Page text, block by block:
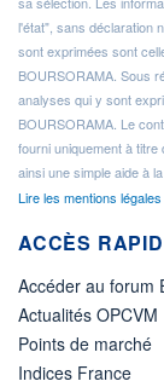
l'état", sans déclaration
sont exprimées sont
BOURSORAMA. Sous
analyses qui y sont
BOURSORAMA. Le
fourni uniquement à
ainsi une simple aide à
Lire les mentions
ACCÈS
Accéder au forum
Actualités OPCVM
Points de marché
Indices France